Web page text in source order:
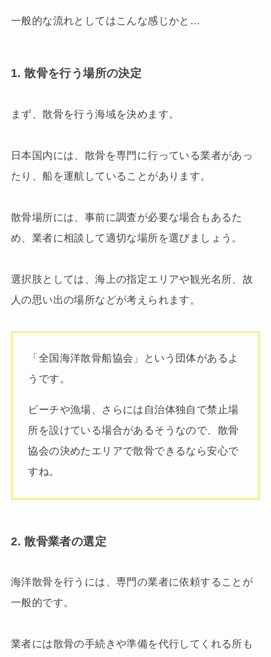
一般的な流れとしてはこんな感じかと…
1. 散骨を行う場所の決定
まず、散骨を行う海域を決めます。
日本国内には、散骨を専門に行っている業者があっ
たり、船を運航していることがあります。
散骨場所には、事前に調査が必要な場合もあるた
め、業者に相談して適切な場所を選びましょう。
選択肢としては、海上の指定エリアや観光名所、故
人の思い出の場所などが考えられます。
「全国海洋散骨船協会」という団体があるよ
うです。
ビーチや漁場、さらには自治体独自で禁止場
所を設けている場合があるそうなので、散骨
協会の決めたエリアで散骨できるなら安心で
すね。
2. 散骨業者の選定
海洋散骨を行うには、専門の業者に依頼することが
一般的です。
業者には散骨の手続きや準備を代行してくれる所も